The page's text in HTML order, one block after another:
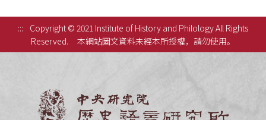
:::
Copyright © 2021 Institute of History and Philology All Rights
Reserved.
本網站圖文資料未經本所授權，請勿使用。